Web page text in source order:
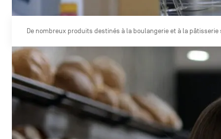
De nombreux produits destinés à la boulangerie et à la pâtisserie